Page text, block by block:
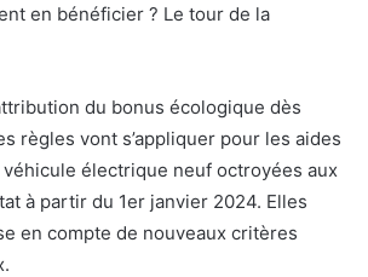
en bénéficier ? Le tour de la
du bonus écologique dès
règles vont s’appliquer pour les aides
véhicule électrique neuf octroyées aux
à partir du 1er janvier 2024. Elles
en compte de nouveaux critères